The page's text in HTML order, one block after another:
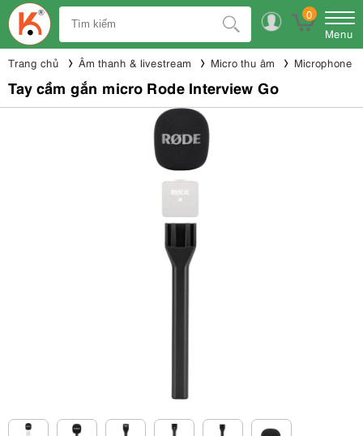
0
Menu
Trang chủ Âm thanh & livestream Micro thu âm Microphone
Tay cầm gắn micro Rode Interview Go